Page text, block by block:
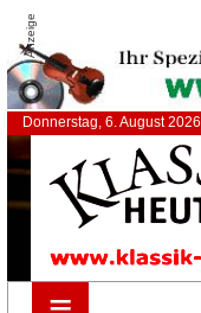
Anzeige
Donnerstag, 6. August 2026